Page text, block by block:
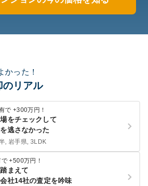
かった！
のリアル
で +300万円！
をチェックして
逃さなかった
, 岩手県, 3LDK
+500万円！
まえて
社14社の査定を吟味